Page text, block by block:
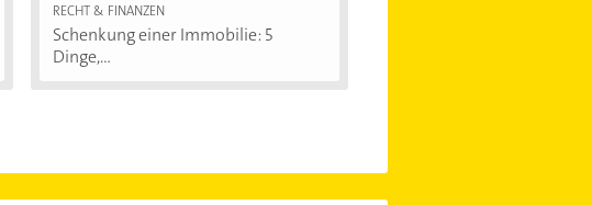
RECHT & FINANZEN
Schenkung einer Immobilie: 5
Dinge,...